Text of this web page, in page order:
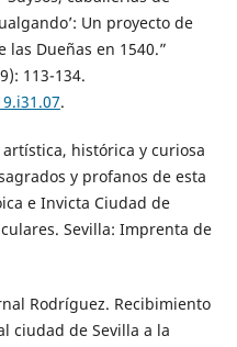
Un proyecto de
Dueñas en 1540.”
113-134.
.
histórica y curiosa
y profanos de esta
e Invicta Ciudad de
Sevilla: Imprenta de
Rodríguez. Recibimiento
ciudad de Sevilla a la